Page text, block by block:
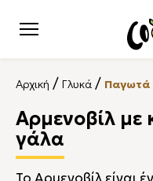
Αρχική / Γλυκά / Παγωτά
Αρμενοβίλ
γάλα